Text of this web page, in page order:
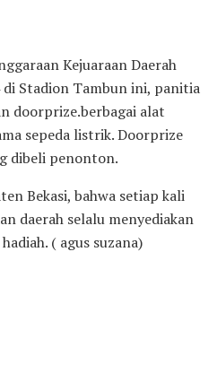
Kejuaraan Daerah
di Stadion Tambun ini, panitia
doorprize.berbagai alat
sepeda listrik. Doorprize
dibeli penonton.
Bekasi, bahwa setiap kali
daerah selalu menyediakan
( agus suzana)